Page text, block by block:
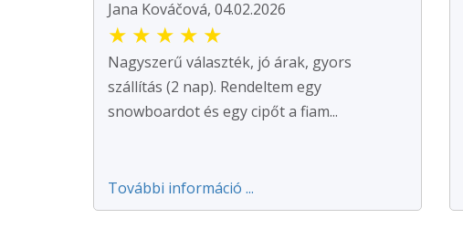
Jana Kováčová, 04.02.2026
★ ★ ★ ★ ★
Nagyszerű választék, jó árak, gyors
szállítás (2 nap). Rendeltem egy
snowboardot és egy cipőt a fiam...
További információ ...